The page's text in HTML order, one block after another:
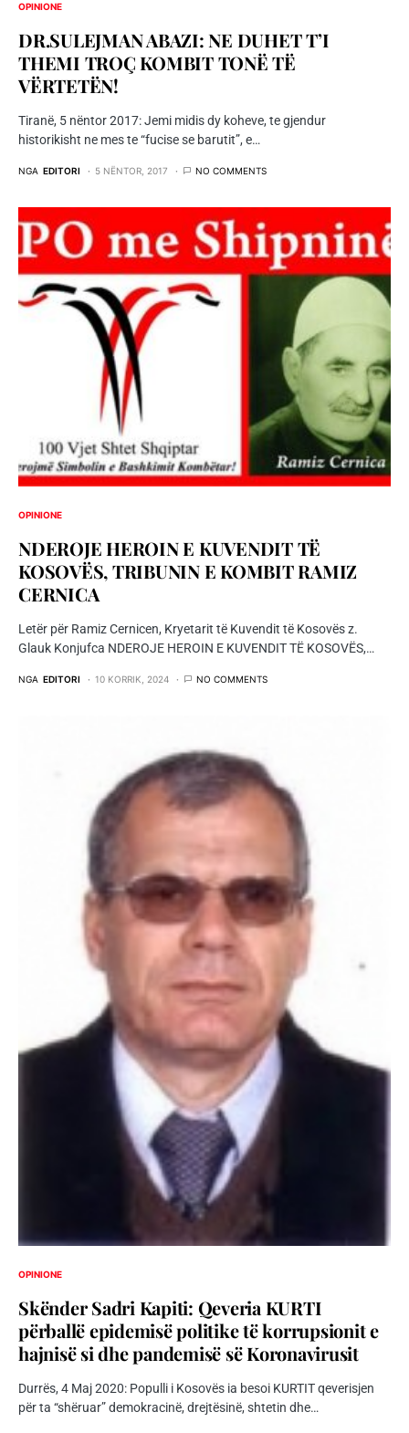
OPINIONE
DR.SULEJMAN ABAZI: NE DUHET T’I
THEMI TROÇ KOMBIT TONË TË
VËRTETËN!
Tiranë, 5 nëntor 2017: Jemi midis dy koheve, te gjendur
historikisht ne mes te “fucise se barutit”, e…
NGA EDITORI 5 NËNTOR, 2017 NO COMMENTS
OPINIONE
NDEROJE HEROIN E KUVENDIT TË
KOSOVËS, TRIBUNIN E KOMBIT RAMIZ
CERNICA
Letër për Ramiz Cernicen, Kryetarit të Kuvendit të Kosovës z.
Glauk Konjufca NDEROJE HEROIN E KUVENDIT TË KOSOVËS,…
NGA EDITORI 10 KORRIK, 2024 NO COMMENTS
OPINIONE
Skënder Sadri Kapiti: Qeveria KURTI
përballë epidemisë politike të korrupsionit e
hajnisë si dhe pandemisë së Koronavirusit
Durrës, 4 Maj 2020: Populli i Kosovës ia besoi KURTIT qeverisjen
për ta “shëruar” demokracinë, drejtësinë, shtetin dhe…